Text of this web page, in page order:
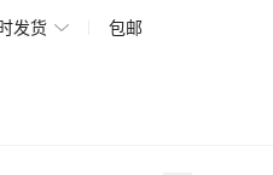
发货 包邮